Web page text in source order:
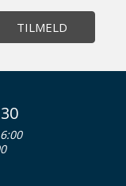
TILMELD